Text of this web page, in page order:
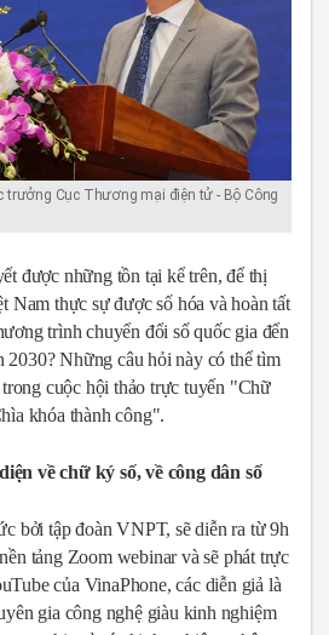
trưởng Cục Thương mại điện tử - Bộ Công
được những tồn tại kể trên, để thị
Nam thực sự được số hóa và hoàn tất
trình chuyển đổi số quốc gia đến
2030? Những câu hỏi này có thể tìm
cuộc hội thảo trực tuyến "Chữ
khóa thành công".
về chữ ký số, về công dân số
bởi tập đoàn VNPT, sẽ diễn ra từ 9h
tảng Zoom webinar và sẽ phát trực
của VinaPhone, các diễn giả là
gia công nghệ giàu kinh nghiệm